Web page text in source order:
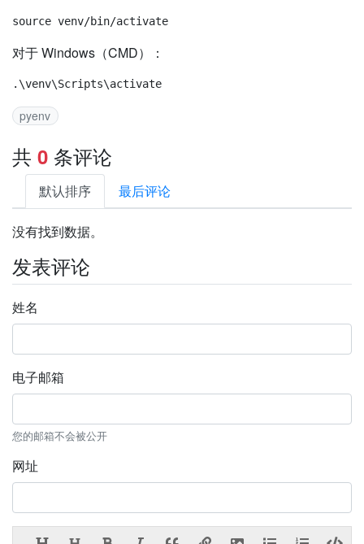
对于 Windows（CMD）：
pyenv
共 0 条评论
默认排序 最后评论
没有找到数据。
发表评论
姓名
电子邮箱
您的邮箱不会被公开
网址